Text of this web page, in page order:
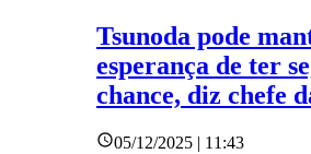
Tsunoda pode
esperança de ter
chance, diz chefe
05/12/2025 | 11:43